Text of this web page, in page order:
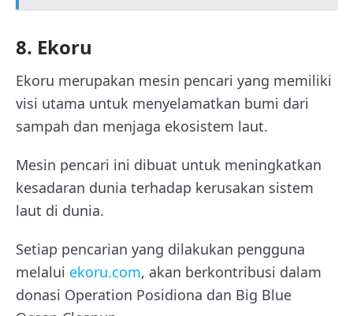
8. Ekoru
Ekoru merupakan mesin pencari yang memiliki
visi utama untuk menyelamatkan bumi dari
sampah dan menjaga ekosistem laut.
Mesin pencari ini dibuat untuk meningkatkan
kesadaran dunia terhadap kerusakan sistem
laut di dunia.
Setiap pencarian yang dilakukan pengguna
melalui ekoru.com, akan berkontribusi dalam
donasi Operation Posidiona dan Big Blue